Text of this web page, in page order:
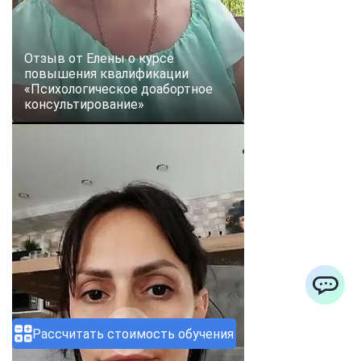
Рассчитать стоимость обучения
Отзыв от Елены о курсе
повышения квалификации
«Психологическое доабортное
консультирование»
ChatApp